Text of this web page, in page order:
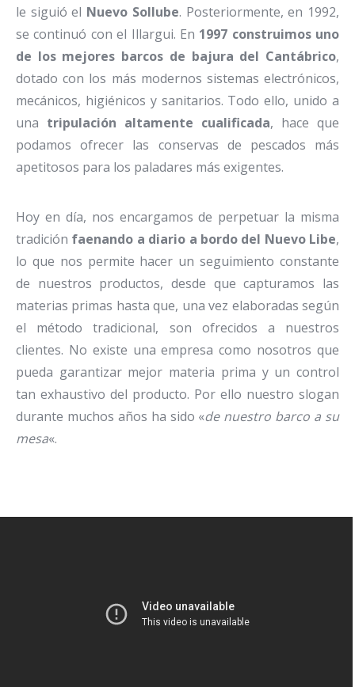
le siguió el Nuevo Sollube. Posteriormente, en 1992,
se continuó con el Illargui. En 1997 construimos uno
de los mejores barcos de bajura del Cantábrico,
dotado con los más modernos sistemas electrónicos,
mecánicos, higiénicos y sanitarios. Todo ello, unido a
una tripulación altamente cualificada, hace que
podamos ofrecer las conservas de pescados más
apetitosos para los paladares más exigentes.
Hoy en día, nos encargamos de perpetuar la misma
tradición faenando a diario a bordo del Nuevo Libe,
lo que nos permite hacer un seguimiento constante
de nuestros productos, desde que capturamos las
materias primas hasta que, una vez elaboradas según
el método tradicional, son ofrecidos a nuestros
clientes. No existe una empresa como nosotros que
pueda garantizar mejor materia prima y un control
tan exhaustivo del producto. Por ello nuestro slogan
durante muchos años ha sido «de nuestro barco a su
mesa«.